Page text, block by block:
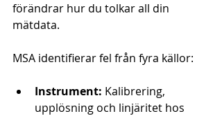
förändrar hur du tolkar all din
mätdata.
MSA identifierar fel från fyra källor:
Instrument: Kalibrering,
upplösning och linjäritet hos